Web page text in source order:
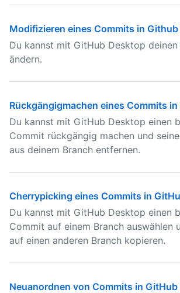
Modifizieren eines Commits in
Du kannst mit GitHub Desktop
ändern.
Rückgängigmachen eines Commits
Du kannst mit GitHub Desktop einen
Commit rückgängig machen und
aus deinem Branch entfernen.
Cherrypicking eines Commits in
Du kannst mit GitHub Desktop einen
Commit auf einem Branch auswählen
auf einen anderen Branch kopieren.
Neuanordnen von Commits in